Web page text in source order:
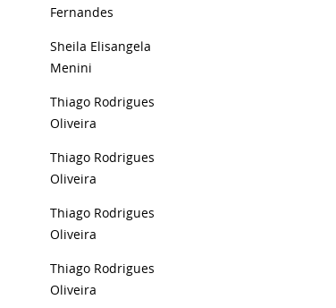
Fernandes
Sheila Elisangela
Menini
Thiago Rodrigues
Oliveira
Thiago Rodrigues
Oliveira
Thiago Rodrigues
Oliveira
Thiago Rodrigues
Oliveira